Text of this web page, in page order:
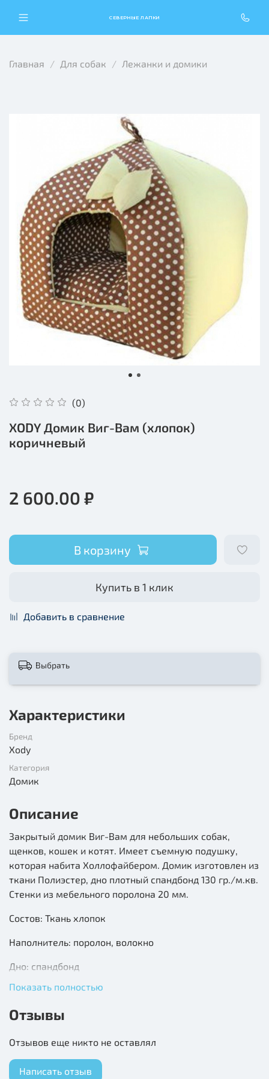
СЕВЕРНЫЕ ЛАПКИ
Главная Для собак Лежанки и домики
(0)
XODY Домик Виг-Вам (хлопок)
коричневый
2 600.00 ₽
В корзину
Купить в 1 клик
Добавить в сравнение
Выбрать
Характеристики
Бренд
Xody
Категория
Домик
Описание
Закрытый домик Виг-Вам для небольших собак,
щенков, кошек и котят. Имеет съемную подушку,
которая набита Холлофайбером. Домик изготовлен из
ткани Полиэстер, дно плотный спандбонд 130 гр./м.кв.
Стенки из мебельного поролона 20 мм.
Состов: Ткань хлопок
Наполнитель: поролон, волокно
Дно: спандбонд
Показать полностью
Отзывы
Отзывов еще никто не оставлял
Написать отзыв